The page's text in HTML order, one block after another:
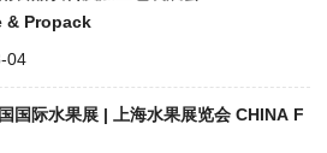
& Propack
04
国际水果展 | 上海水果展览会 CHINA F